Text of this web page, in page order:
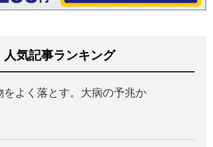
人気記事ランキング
をよく落とす。大病の予兆か